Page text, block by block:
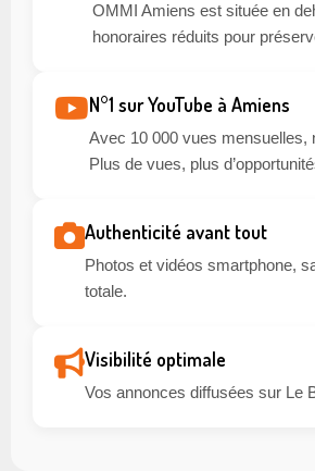
OMMI Amiens est située en
honoraires réduits pour
N°1 sur YouTube à Amiens
Avec 10 000 vues mensuelles,
Plus de vues, plus
Authenticité avant tout
Photos et vidéos smartphone,
totale.
Visibilité optimale
Vos annonces diffusées sur Le